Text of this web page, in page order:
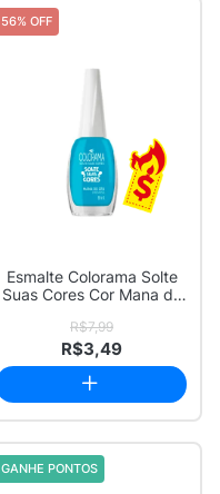
56% OFF
Esmalte Colorama Solte
Suas Cores Cor Mana do
R$7,99
R$3,49
GANHE PONTOS